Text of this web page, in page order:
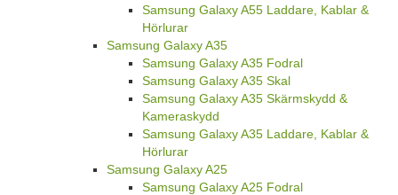
Samsung Galaxy A55 Laddare, Kablar &
Hörlurar
Samsung Galaxy A35
Samsung Galaxy A35 Fodral
Samsung Galaxy A35 Skal
Samsung Galaxy A35 Skärmskydd &
Kameraskydd
Samsung Galaxy A35 Laddare, Kablar &
Hörlurar
Samsung Galaxy A25
Samsung Galaxy A25 Fodral